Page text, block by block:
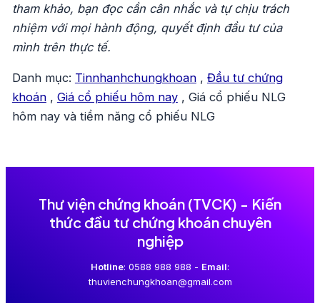
viết
tham khảo, bạn đọc cần cân nhắc và tự chịu trách
nhiệm với mọi hành động, quyết định đầu tư của
mình trên thực tế.
Danh mục: Tinnhanhchungkhoan, Đầu tư chứng
khoán, Giá cổ phiếu hôm nay, Giá cổ phiếu NLG
hôm nay và tiềm năng cổ phiếu NLG
Thư viện chứng khoán (TVCK) - Kiến
thức đầu tư chứng khoán chuyên
nghiệp
Hotline: 0588 988 988 - Email:
thuvienchungkhoan@gmail.com